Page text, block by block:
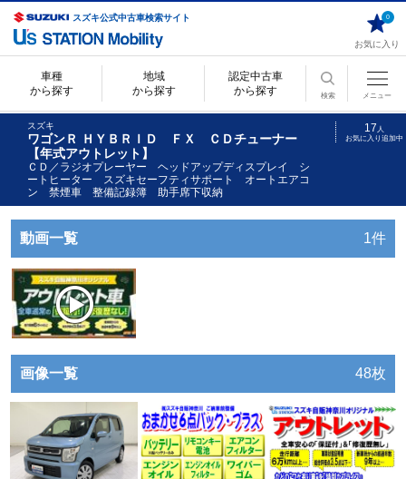
スズキ公式中古車検索サイト
お気に入り
0
車種
から探す
地域
から探す
認定中古車
から探す
検索 メニュー
スズキ
ワゴンＲ ＨＹＢＲＩＤ ＦＸ ＣＤチューナー
【年式アウトレット】
ＣＤ／ラジオプレーヤー ヘッドアップディスプレイ シ
ートヒーター スズキセーフティサポート オートエアコ
ン 禁煙車 整備記録簿 助手席下収納
17 人
お気に入り追加中
動画一覧 1件
画像一覧 48枚